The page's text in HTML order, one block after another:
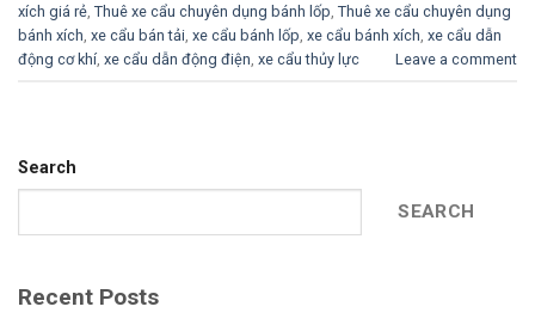
xích giá rẻ Thuê xe cẩu chuyên dụng bánh lốp Thuê xe cẩu chuyên dụng
bánh xích xe cẩu bán tải xe cẩu bánh lốp xe cẩu bánh xích xe cẩu dẫn
động cơ khí xe cẩu dẫn động điện xe cẩu thủy lực Leave a comment
Search
SEARCH
Recent Posts